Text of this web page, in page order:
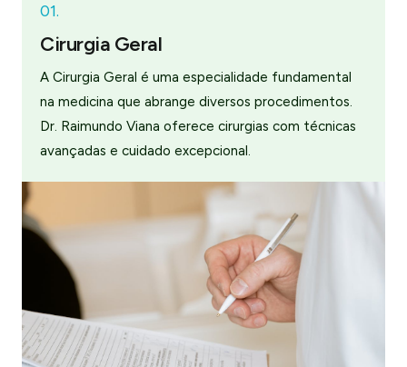
01.
Cirurgia Geral
A Cirurgia Geral é uma especialidade fundamental
na medicina que abrange diversos procedimentos.
Dr. Raimundo Viana oferece cirurgias com técnicas
avançadas e cuidado excepcional.